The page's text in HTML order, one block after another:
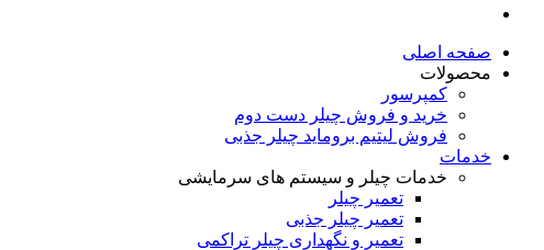
صفحه اصلی
محصولات
کمپرسور
خرید و فروش چیلر دست دوم
فروش لیتیم بروماید چیلر جذبی
خدمات
خدمات چیلر و سیستم های سرمایشی
تعمیر چیلر
تعمیر چیلر جذبی
تعمیر و نگهداری چیلر تراکمی